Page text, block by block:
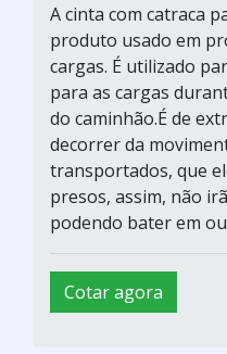
A cinta com catraca
produto usado em
cargas. É utilizado
para as cargas
do caminhão.É de
decorrer da
transportados, que
presos, assim, não
podendo bater em
Cotar agora